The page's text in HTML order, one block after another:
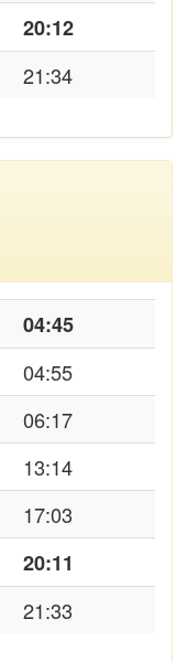
20:12
21:34
04:45
04:55
06:17
13:14
17:03
20:11
21:33